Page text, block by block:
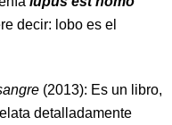
decir: lobo es el
(2013): Es un libro,
detalladamente